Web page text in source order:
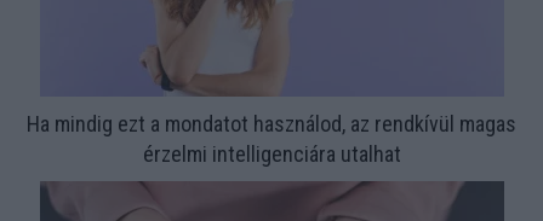
Ha mindig ezt a mondatot használod, az rendkívül magas
érzelmi intelligenciára utalhat